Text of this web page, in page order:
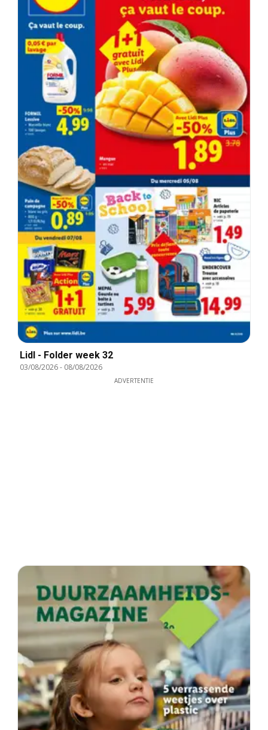
Lidl - Folder week 32
03/08/2026- 08/08/2026
ADVERTENTIE